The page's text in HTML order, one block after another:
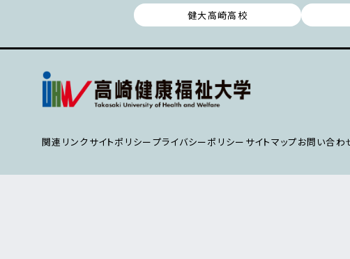
健大高崎高校
関連リンクサイトポリシープライバシーポリシー サイトマップお問い合わ